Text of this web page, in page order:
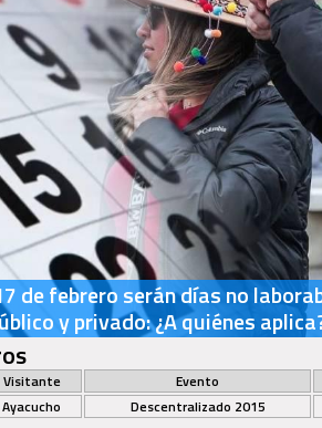
de febrero serán días no
y privado: ¿A quiénes
Visitante Evento
Ayacucho Descentralizado 2015